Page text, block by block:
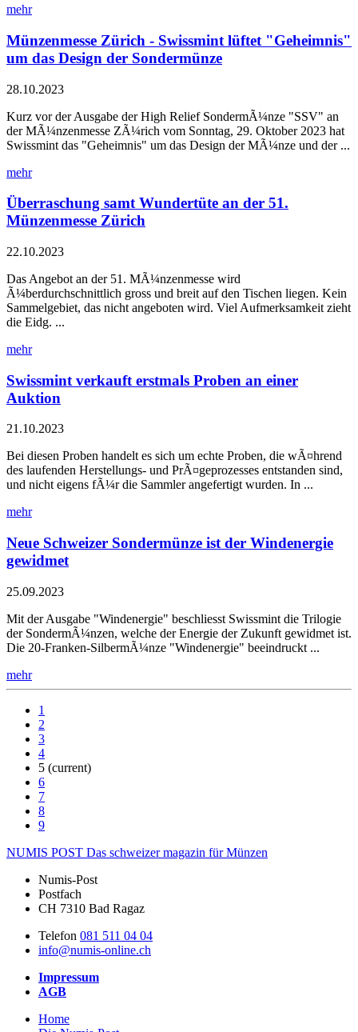
mehr
Münzenmesse Zürich - Swissmint lüftet "Geheimnis"
um das Design der Sondermünze
28.10.2023
Kurz vor der Ausgabe der High Relief SondermÃ¼nze "SSV" an
der MÃ¼nzenmesse ZÃ¼rich vom Sonntag, 29. Oktober 2023 hat
Swissmint das "Geheimnis" um das Design der MÃ¼nze und der ...
mehr
Überraschung samt Wundertüte an der 51.
Münzenmesse Zürich
22.10.2023
Das Angebot an der 51. MÃ¼nzenmesse wird
Ã¼berdurchschnittlich gross und breit auf den Tischen liegen. Kein
Sammelgebiet, das nicht angeboten wird. Viel Aufmerksamkeit zieht
die Eidg. ...
mehr
Swissmint verkauft erstmals Proben an einer
Auktion
21.10.2023
Bei diesen Proben handelt es sich um echte Proben, die wÃ¤hrend
des laufenden Herstellungs- und PrÃ¤geprozesses entstanden sind,
und nicht eigens fÃ¼r die Sammler angefertigt wurden. In ...
mehr
Neue Schweizer Sondermünze ist der Windenergie
gewidmet
25.09.2023
Mit der Ausgabe "Windenergie" beschliesst Swissmint die Trilogie
der SondermÃ¼nzen, welche der Energie der Zukunft gewidmet ist.
Die 20-Franken-SilbermÃ¼nze "Windenergie" beeindruckt ...
mehr
1
2
3
4
5 (current)
6
7
8
9
NUMIS POST Das schweizer magazin für Münzen
Numis-Post
Postfach
CH 7310 Bad Ragaz
Telefon 081 511 04 04
info@numis-online.ch
Impressum
AGB
Home